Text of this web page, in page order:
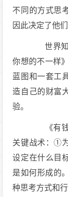
不同的方式思
因此决定了他们
世界知
你想的不一样
蓝图和一套工
造自己的财富
验。
《有钱
关键战术：①
设定在什么目
是如何形成的
种思考方式和行